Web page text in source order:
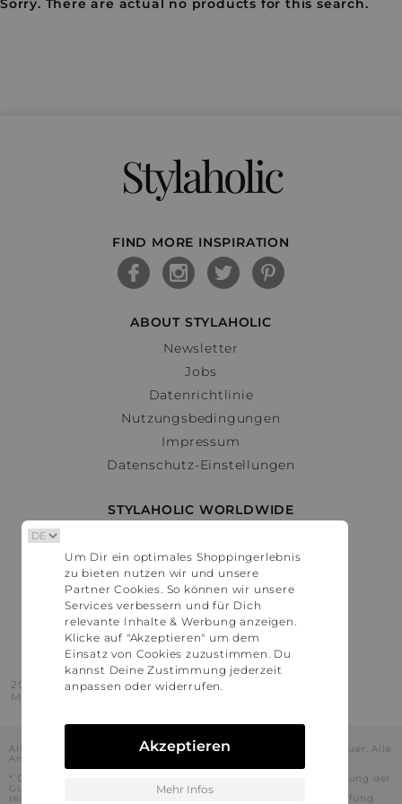
Stylaholic
FIND MORE INSPIRATION
ABOUT STYLAHOLIC
Newsletter
Jobs
Datenrichtlinie
Nutzungsbedingungen
Impressum
Datenschutz-Einstellungen
STYLAHOLIC WORLDWIDE
Österreich
Schweiz
France
United States
2016 - 2026 © Stylaholic.
Made for you with love in munich.
Alle Preise inkl. der jeweils geltenden gesetzlichen Mehrwertsteuer. Alle
Angaben ohne Gewähr.
* Die angezeigten Preise beinhalten Rabatte, die durch die Nutzung der
Gutschein-Codes auf den Seiten unserer Partner voraussichtlich
realisiert werden können. Stylaholic führt keine vollständige Prüfung
Um Dir ein optimales Shoppingerlebnis
zu bieten nutzen wir und unsere
Partner Cookies. So können wir unsere
Services verbessern und für Dich
relevante Inhalte & Werbung anzeigen.
Klicke auf "Akzeptieren" um dem
Einsatz von Cookies zuzustimmen. Du
kannst Deine Zustimmung jederzeit
anpassen oder widerrufen.
Akzeptieren
Mehr Infos